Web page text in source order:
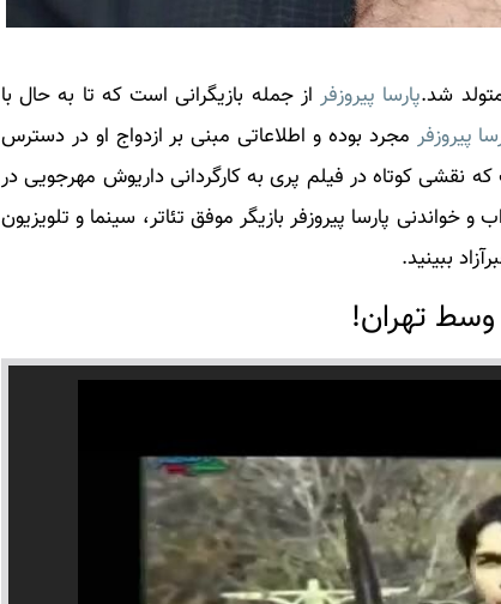
پارسا پیروزفراز جمله بازیگرانی است که تا به حال با
پیروزفر مجرد بوده و اطلاعاتی مبنی بر ازدواج او در دسترس
نقشی کوتاه در فیلم پری به کارگردانی داریوش مهرجویی در
پارسا پیروزفربازیگر موفق تئاتر، سینما و تلویزیون
ببینید.
تهران!